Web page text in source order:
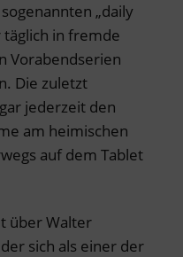
„daily
täglich in fremde
Vorabendserien
Die zuletzt
jederzeit den
am heimischen
auf dem Tablet
über Walter
sich als einer der